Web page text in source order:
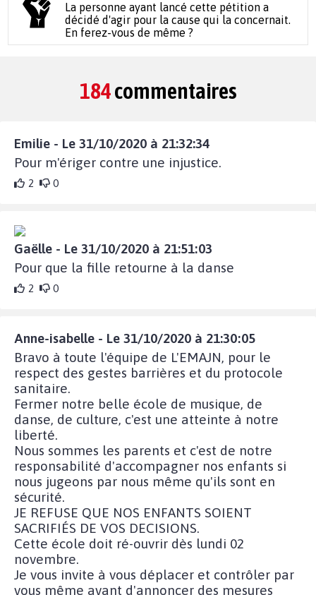
La personne ayant lancé cette pétition a
décidé d'agir pour la cause qui la concernait.
En ferez-vous de même ?
184commentaires
Emilie - Le 31/10/2020 à 21:32:34
Pour m'ériger contre une injustice.
2 0
Gaëlle - Le 31/10/2020 à 21:51:03
Pour que la fille retourne à la danse
2 0
Anne-isabelle - Le 31/10/2020 à 21:30:05
Bravo à toute l'équipe de L'EMAJN, pour le
respect des gestes barrières et du protocole
sanitaire.
Fermer notre belle école de musique, de
danse, de culture, c'est une atteinte à notre
liberté.
Nous sommes les parents et c'est de notre
responsabilité d'accompagner nos enfants si
nous jugeons par nous même qu'ils sont en
sécurité.
JE REFUSE QUE NOS ENFANTS SOIENT
SACRIFIÉS DE VOS DECISIONS.
Cette école doit ré-ouvrir dès lundi 02
novembre.
Je vous invite à vous déplacer et contrôler par
vous même avant d'annoncer des mesures